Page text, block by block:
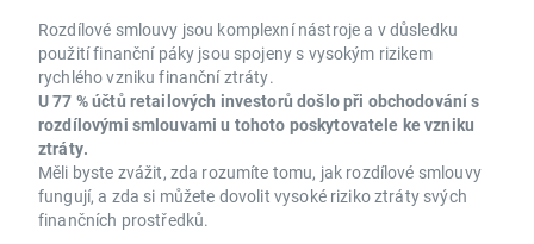
Rozdílové smlouvy jsou komplexní nástroje a v důsledku
použití finanční páky jsou spojeny s vysokým rizikem
rychlého vzniku finanční ztráty.
U 77 % účtů retailových investorů došlo při obchodování s
rozdílovými smlouvami u tohoto poskytovatele ke vzniku
ztráty.
Měli byste zvážit, zda rozumíte tomu, jak rozdílové smlouvy
fungují, a zda si můžete dovolit vysoké riziko ztráty svých
finančních prostředků.